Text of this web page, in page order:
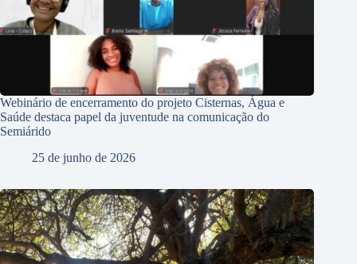
Webinário de encerramento do projeto Cisternas, Água e
Saúde destaca papel da juventude na comunicação do
Semiárido
25 de junho de 2026